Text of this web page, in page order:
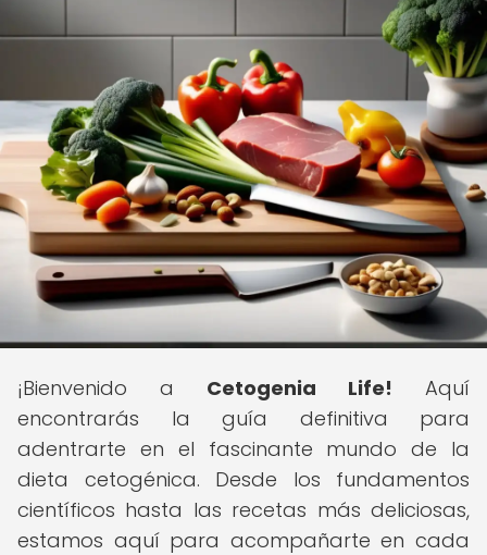
¡Bienvenido a Cetogenia Life! Aquí
encontrarás la guía definitiva para
adentrarte en el fascinante mundo de la
dieta cetogénica. Desde los fundamentos
científicos hasta las recetas más deliciosas,
estamos aquí para acompañarte en cada